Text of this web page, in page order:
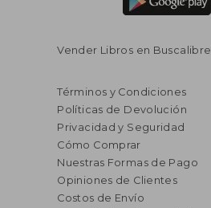
Vender Libros en Buscalibre
Términos y Condiciones
Políticas de Devolución
Privacidad y Seguridad
Cómo Comprar
Nuestras Formas de Pago
Opiniones de Clientes
Costos de Envío